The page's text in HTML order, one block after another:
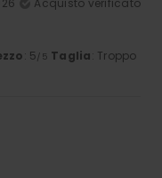
Acquisto verificato
: 5/5 Taglia: Troppo